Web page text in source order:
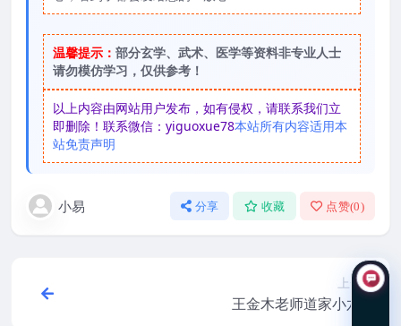
温馨提示： 部分玄学、武术、医学等资料非专业人士
请勿模仿学习，仅供参考！
以上内容由网站用户发布，如有侵权，请联系我们立
即删除！联系微信：yiguoxue78本站所有内容适用本
站免责声明
小易 分享 收藏 点赞(0)
上一篇
王金木老师道家小六壬